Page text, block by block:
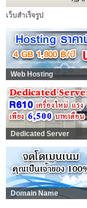
เว็บสำเร็จรูป
Web Hosting
Dedicated Server
Domain Name